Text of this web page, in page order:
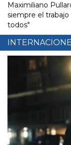
Maximiliano
siempre el
todos"